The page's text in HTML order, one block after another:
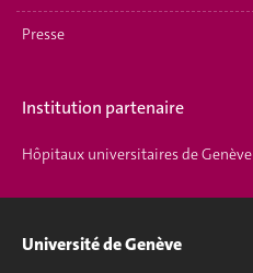
Presse
Institution partenaire
Hôpitaux universitaires de Genève
Université de Genève